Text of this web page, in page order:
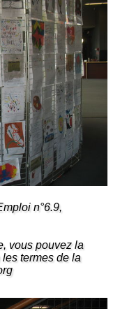
n°6.9,
vous pouvez la
termes de la